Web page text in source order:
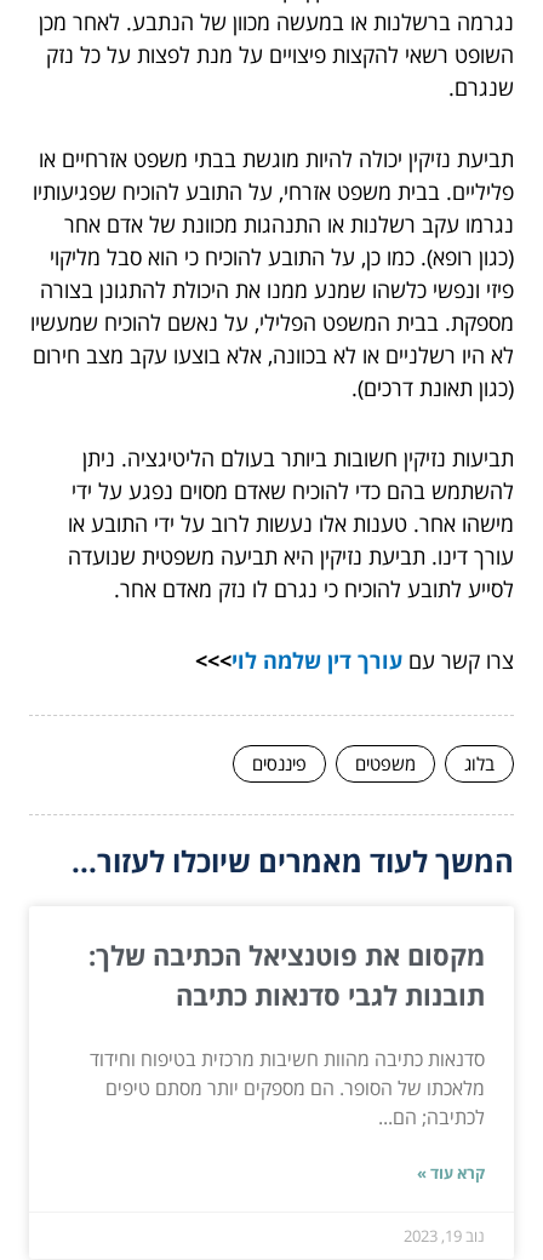
נגרמה ברשלנות או במעשה מכוון של הנתבע. לאחר מכן
השופט רשאי להקצות פיצויים על מנת לפצות על כל נזק
שנגרם.
תביעת נזיקין יכולה להיות מוגשת בבתי משפט אזרחיים או
פליליים. בבית משפט אזרחי, על התובע להוכיח שפגיעותיו
נגרמו עקב רשלנות או התנהגות מכוונת של אדם אחר
(כגון רופא). כמו כן, על התובע להוכיח כי הוא סבל מליקוי
פיזי ונפשי כלשהו שמנע ממנו את היכולת להתגונן בצורה
מספקת. בבית המשפט הפלילי, על נאשם להוכיח שמעשיו
לא היו רשלניים או לא בכוונה, אלא בוצעו עקב מצב חירום
(כגון תאונת דרכים).
תביעות נזיקין חשובות ביותר בעולם הליטיגציה. ניתן
להשתמש בהם כדי להוכיח שאדם מסוים נפגע על ידי
מישהו אחר. טענות אלו נעשות לרוב על ידי התובע או
עורך דינו. תביעת נזיקין היא תביעה משפטית שנועדה
לסייע לתובע להוכיח כי נגרם לו נזק מאדם אחר.
צרו קשר עם עורך דין שלמה לוי>>>
בלוג משפטים פיננסים
המשך לעוד מאמרים שיוכלו לעזור...
מקסום את פוטנציאל הכתיבה שלך:
תובנות לגבי סדנאות כתיבה
סדנאות כתיבה מהוות חשיבות מרכזית בטיפוח וחידוד
מלאכתו של הסופר. הם מספקים יותר מסתם טיפים
לכתיבה; הם...
קרא עוד »
נוב 19, 2023